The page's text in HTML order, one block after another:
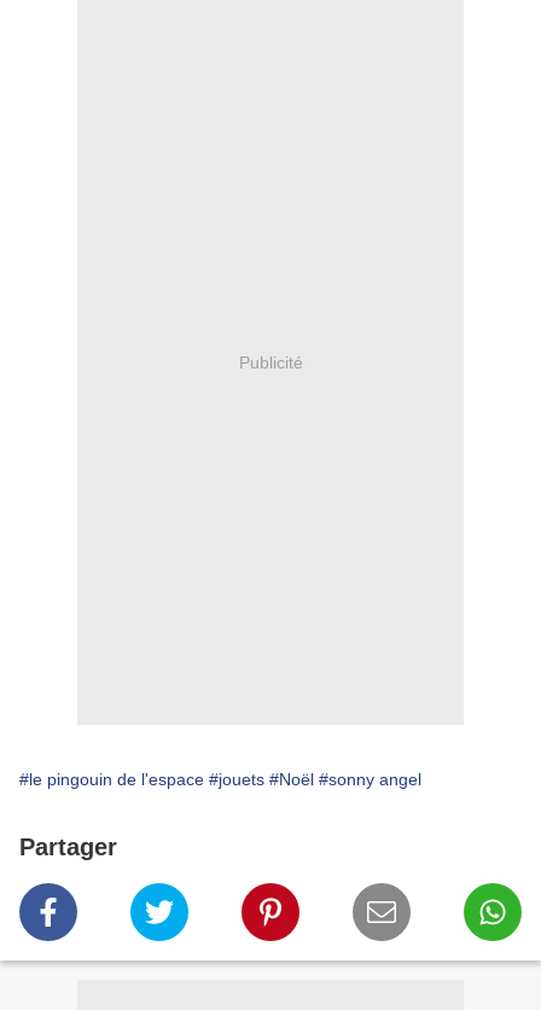
Publicité
#le pingouin de l'espace #jouets #Noël #sonny angel
Partager